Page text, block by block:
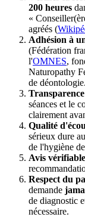
200 heures
«
agréés (
Adhésion à
(Fédération
l'OMNES,
Naturopathy
de déontologie.
séances et le
clairement
Qualité
sérieux dure
de l'hygiène
Avis
Respect du
demande
de diagnostic
nécessaire.